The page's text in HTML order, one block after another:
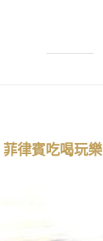
菲律賓吃喝玩樂